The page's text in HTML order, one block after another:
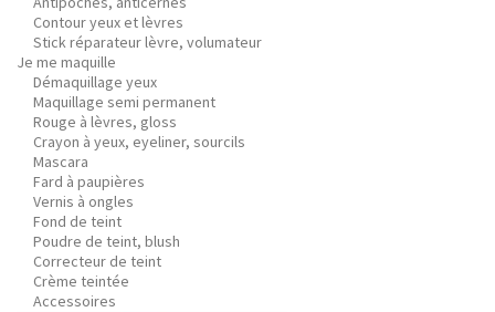
Contour yeux et lèvres
Stick réparateur lèvre, volumateur
Je me maquille
Démaquillage yeux
Maquillage semi permanent
Rouge à lèvres, gloss
Crayon à yeux, eyeliner, sourcils
Mascara
Fard à paupières
Vernis à ongles
Fond de teint
Poudre de teint, blush
Correcteur de teint
Crème teintée
Accessoires